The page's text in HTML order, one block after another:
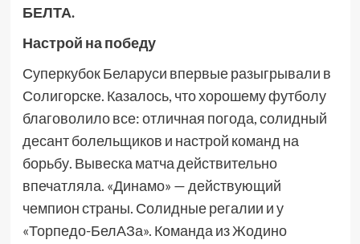
БЕЛТА.
Настрой на победу
Суперкубок Беларуси впервые разыгрывали в
Солигорске. Казалось, что хорошему футболу
благоволило все: отличная погода, солидный
десант болельщиков и настрой команд на
борьбу. Вывеска матча действительно
впечатляла. «Динамо» — действующий
чемпион страны. Солидные регалии и у
«Торпедо-БелАЗа». Команда из Жодино